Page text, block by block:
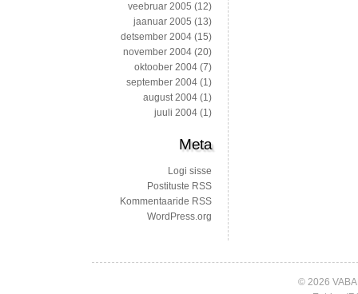
veebruar 2005 (12)
jaanuar 2005 (13)
detsember 2004 (15)
november 2004 (20)
oktoober 2004 (7)
september 2004 (1)
august 2004 (1)
juuli 2004 (1)
Meta
Logi sisse
Postituste RSS
Kommentaaride RSS
WordPress.org
© 2026